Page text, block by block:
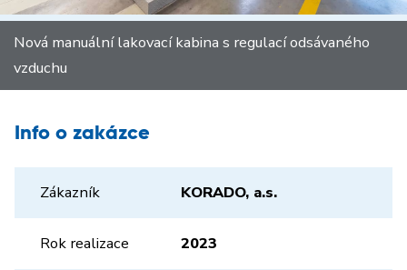
Nová manuální lakovací kabina s regulací odsávaného
vzduchu
Info o zakázce
Zákazník KORADO, a.s.
Rok realizace 2023